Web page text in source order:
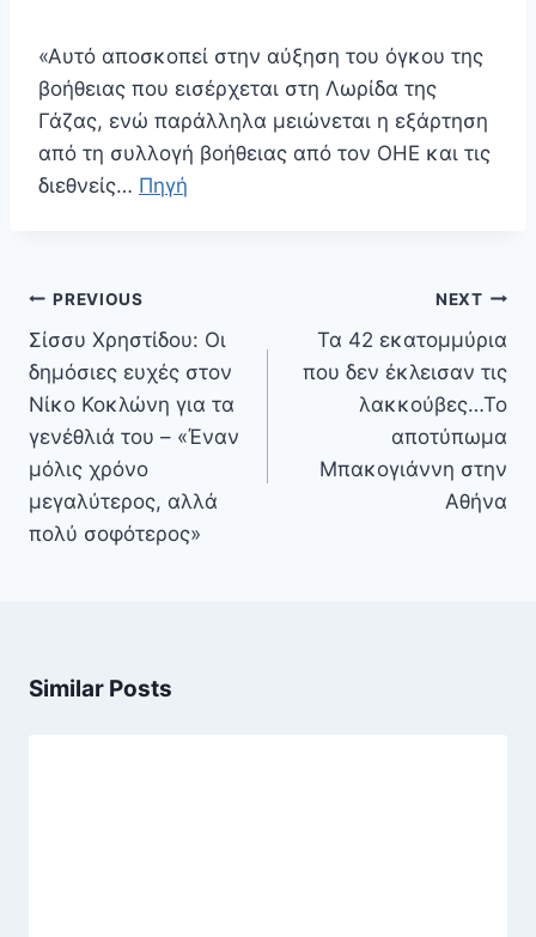
«Αυτό αποσκοπεί στην αύξηση του όγκου της
βοήθειας που εισέρχεται στη Λωρίδα της
Γάζας, ενώ παράλληλα μειώνεται η εξάρτηση
από τη συλλογή βοήθειας από τον ΟΗΕ και τις
διεθνείς… Πηγή
Πλοήγηση
άρθρων
PREVIOUS
Σίσσυ Χρηστίδου: Οι
δημόσιες ευχές στον
Νίκο Κοκλώνη για τα
γενέθλιά του – «Έναν
μόλις χρόνο
μεγαλύτερος, αλλά
πολύ σοφότερος»
NEXT
Τα 42 εκατομμύρια
που δεν έκλεισαν τις
λακκούβες…Το
αποτύπωμα
Μπακογιάννη στην
Αθήνα
Similar Posts